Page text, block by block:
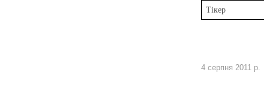
Тікер
4 серпня 2011 р.